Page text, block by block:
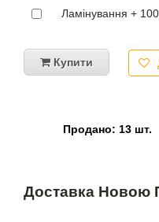
Ламінування +
Купити
Продано: 13 шт.
Доставка Новою